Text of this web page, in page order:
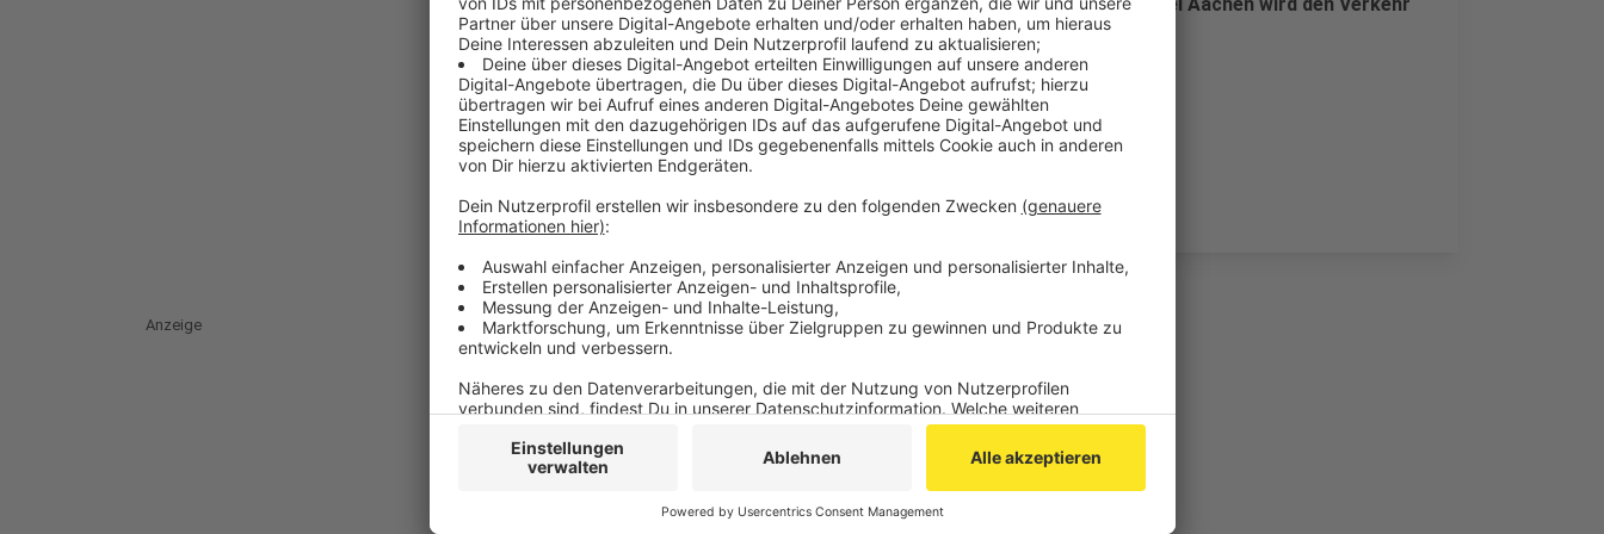
in der Eifel auch weiterhin regelmäßig kontrollieren.
Veröffentlicht: Montag, 05.06.2023 15:38
Anzeige
Anzeige